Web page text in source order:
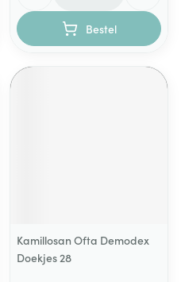
Bestel
Kamillosan Ofta Demodex
Doekjes 28